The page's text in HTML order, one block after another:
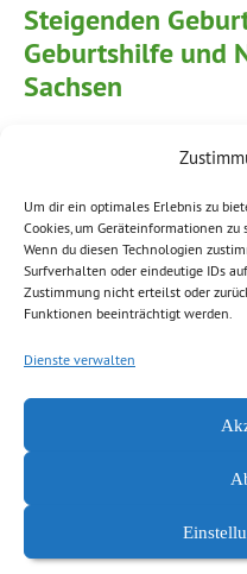
Um dir ein optimales Erlebnis zu
Cookies, um Geräteinformationen
Wenn du diesen Technologien
Surfverhalten oder eindeutige IDs
Zustimmung nicht erteilst oder
Funktionen beeinträchtigt werden.
Dienste verwalten
Steigenden
Geburtshilfe und
Sachsen
Weiterlesen
Abgelegt unter: Gesundheit,